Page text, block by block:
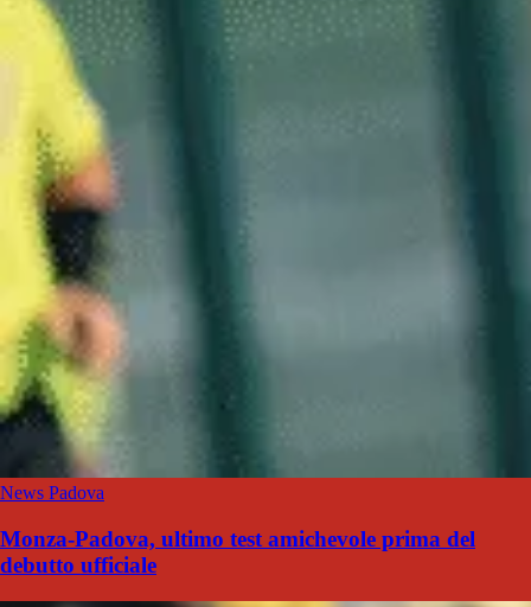
News Padova
Monza-Padova, ultimo test amichevole prima del
debutto ufficiale